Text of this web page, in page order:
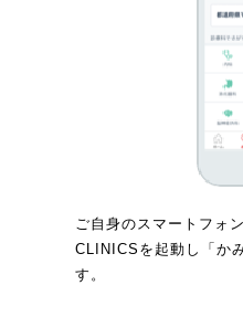
ご自身のスマートフォ
CLINICSを起動し「か
す。